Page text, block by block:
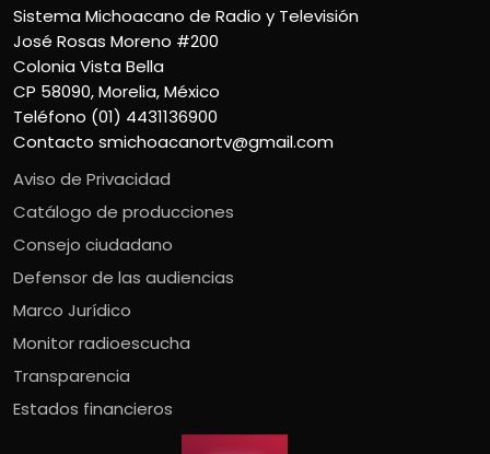
Sistema Michoacano de Radio y Televisión
José Rosas Moreno #200
Colonia Vista Bella
CP 58090, Morelia, México
Teléfono (01) 4431136900
Contacto smichoacanortv@gmail.com
Aviso de Privacidad
Catálogo de producciones
Consejo ciudadano
Defensor de las audiencias
Marco Jurídico
Monitor radioescucha
Transparencia
Estados financieros